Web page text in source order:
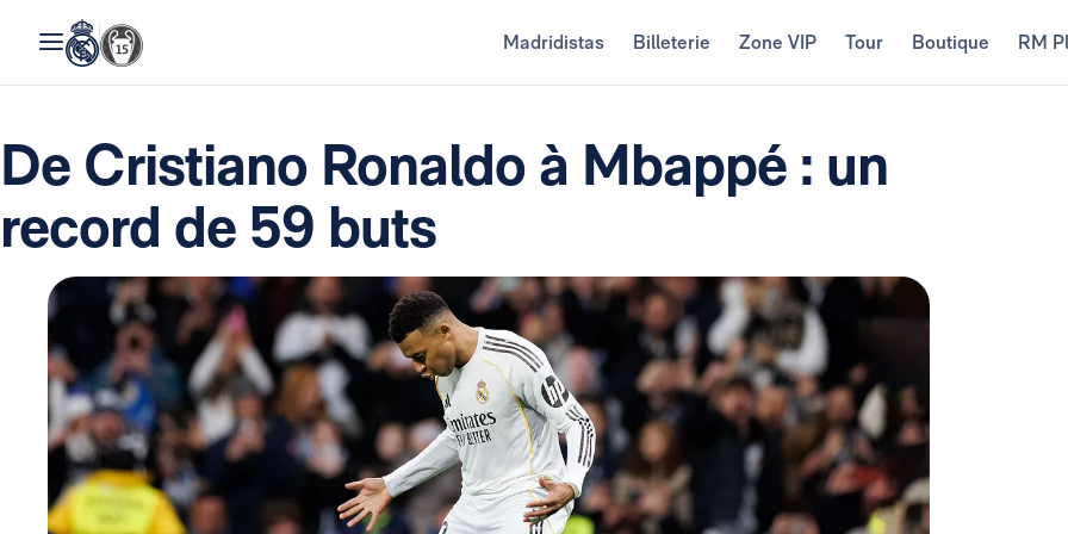
Madridistas Billeterie Zone VIP Tour Boutique RM
De Cristiano Ronaldo à Mbappé : un
record de 59 buts